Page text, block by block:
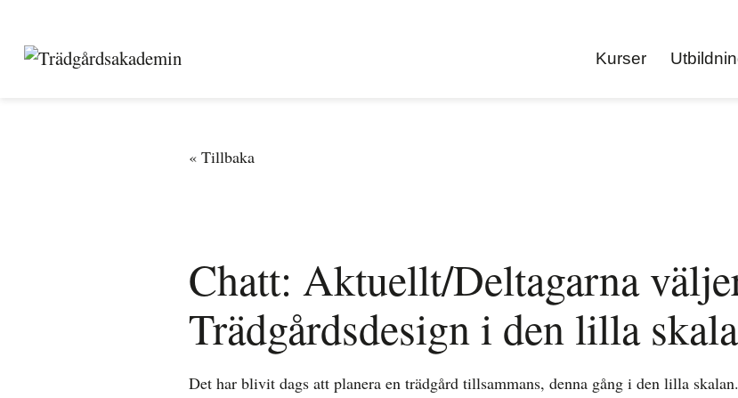
Kurser
Chatt: Aktuellt/Deltagarna
Trädgårdsdesign i den lilla
Det har blivit dags att planera en trädgård tillsammans, denna gång i den lilla